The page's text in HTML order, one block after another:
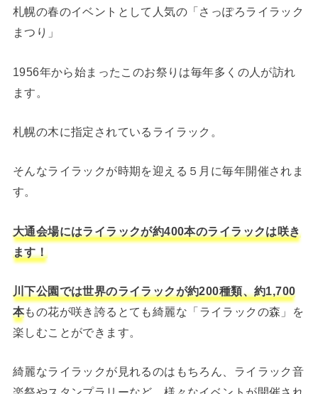
札幌の春のイベントとして人気の「さっぽろライラック
まつり」
1956年から始まったこのお祭りは毎年多くの人が訪れ
ます。
札幌の木に指定されているライラック。
そんなライラックが時期を迎える５月に毎年開催されま
す。
大通会場にはライラックが約400本のライラックは咲き
ます！
川下公園では世界のライラックが約200種類、約1,700
本もの花が咲き誇るとても綺麗な「ライラックの森」を
楽しむことができます。
綺麗なライラックが見れるのはもちろん、ライラック音